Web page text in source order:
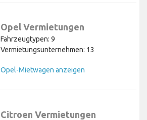
Opel Vermietungen
Fahrzeugtypen: 9
Vermietungsunternehmen: 13
Opel-Mietwagen anzeigen
Citroen Vermietungen